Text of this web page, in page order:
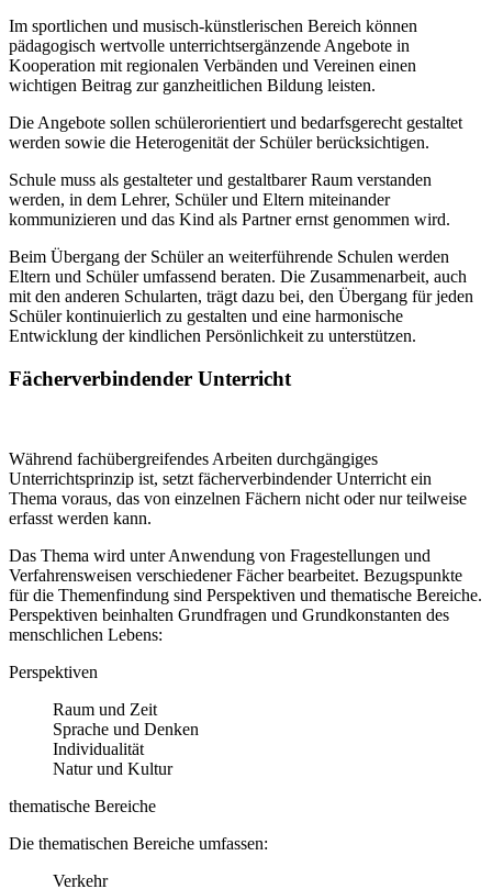
Im sportlichen und musisch-künstlerischen Bereich können
pädagogisch wertvolle unterrichtsergänzende Angebote in
Kooperation mit regionalen Verbänden und Vereinen einen
wichtigen Beitrag zur ganzheitlichen Bildung leisten.
Die Angebote sollen schülerorientiert und bedarfsgerecht gestaltet
werden sowie die Heterogenität der Schüler berücksichtigen.
Schule muss als gestalteter und gestaltbarer Raum verstanden
werden, in dem Lehrer, Schüler und Eltern miteinander
kommunizieren und das Kind als Partner ernst genommen wird.
Beim Übergang der Schüler an weiterführende Schulen werden
Eltern und Schüler umfassend beraten. Die Zusammenarbeit, auch
mit den anderen Schularten, trägt dazu bei, den Übergang für jeden
Schüler kontinuierlich zu gestalten und eine harmonische
Entwicklung der kindlichen Persönlichkeit zu unterstützen.
Fächerverbindender Unterricht
Während fachübergreifendes Arbeiten durchgängiges
Unterrichtsprinzip ist, setzt fächerverbindender Unterricht ein
Thema voraus, das von einzelnen Fächern nicht oder nur teilweise
erfasst werden kann.
Das Thema wird unter Anwendung von Fragestellungen und
Verfahrensweisen verschiedener Fächer bearbeitet. Bezugspunkte
für die Themenfindung sind Perspektiven und thematische Bereiche.
Perspektiven beinhalten Grundfragen und Grundkonstanten des
menschlichen Lebens:
Perspektiven
Raum und Zeit
Sprache und Denken
Individualität
Natur und Kultur
thematische Bereiche
Die thematischen Bereiche umfassen:
Verkehr